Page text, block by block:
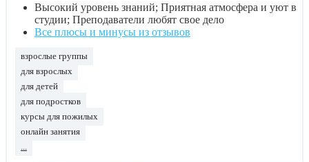
Высокий уровень знаний; Приятная атмосфера и уют в
студии; Преподаватели любят свое дело
Все плюсы и минусы из отзывов
взрослые группы
для взрослых
для детей
для подростков
курсы для пожилых
онлайн занятия
...